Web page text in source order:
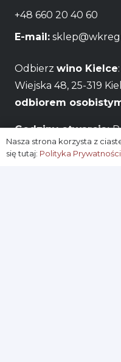
+48 660 20 40 60
E-mail:
Odbierz wino Kielce:
Wiejska 48, 25-319
odbiorem
Godziny otwarcia:
Na skróty:
Nasza strona korzysta z
się tutaj: Polityka Prywatności